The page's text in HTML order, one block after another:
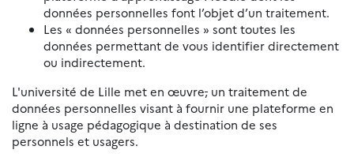
données personnelles font l’objet d’un traitement.
Les « données personnelles » sont toutes les
données permettant de vous identifier directement
ou indirectement.
L'université de Lille met en œuvre, un traitement de
données personnelles visant à fournir une plateforme en
ligne à usage pédagogique à destination de ses
personnels et usagers.